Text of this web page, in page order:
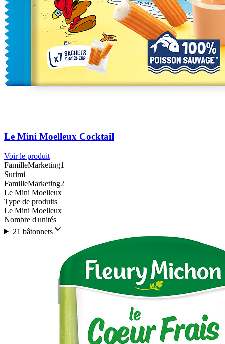
Le Mini Moelleux Cocktail
Voir le produit
FamilleMarketing1
Surimi
FamilleMarketing2
Le Mini Moelleux
Type de produits
Le Mini Moelleux
Nombre d'unités
21 bâtonnets